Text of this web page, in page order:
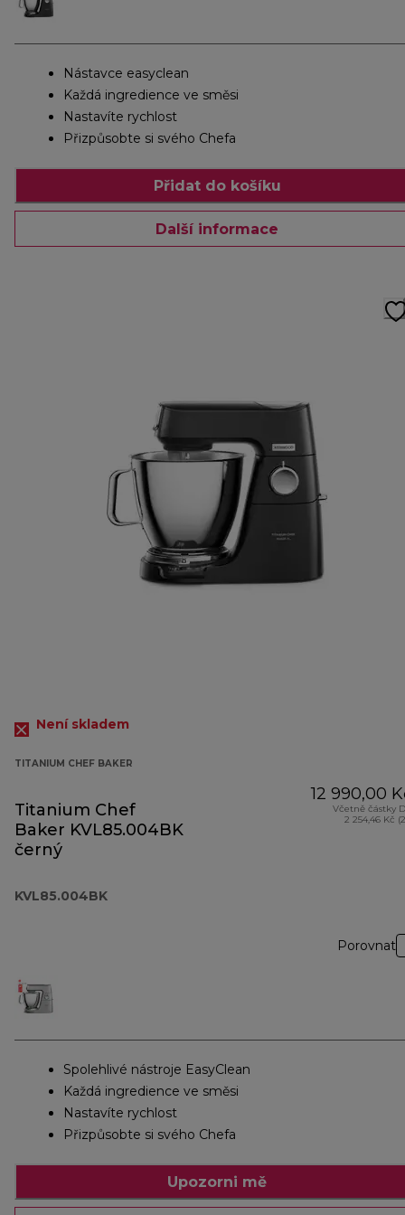
Nástavce easyclean
Každá ingredience ve směsi
Nastavíte rychlost
Přizpůsobte si svého Chefa
Přidat do košíku
Další informace
Není skladem
TITANIUM CHEF BAKER
Titanium Chef
Baker KVL85.004BK
černý
KVL85.004BK
12 990,00
Včetně částky
2 254,46 Kč
Porovnat
Spolehlivé nástroje EasyClean
Každá ingredience ve směsi
Nastavíte rychlost
Přizpůsobte si svého Chefa
Upozorni mě